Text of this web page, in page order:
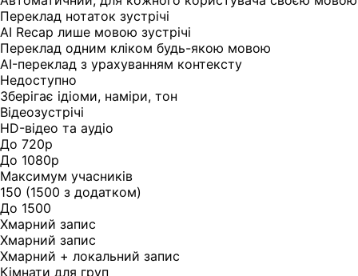
Переклад нотаток зустрічі
AI Recap лише мовою зустрічі
Переклад одним кліком будь-якою мовою
AI-переклад з урахуванням контексту
Недоступно
Зберігає ідіоми, наміри, тон
Відеозустрічі
HD-відео та аудіо
До 720p
До 1080p
Максимум учасників
150 (1500 з додатком)
До 1500
Хмарний запис
Хмарний запис
Хмарний + локальний запис
Кімнати для груп